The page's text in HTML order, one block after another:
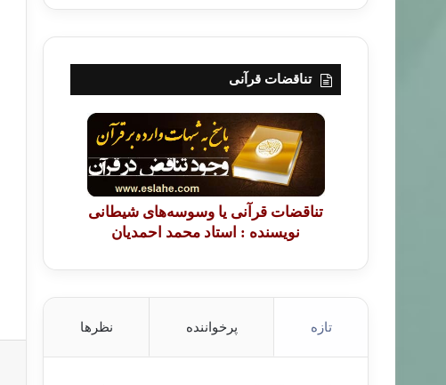
تناقضات قرآنی
تناقضات قرآنی یا وسوسه‌های شیطانی
نویسنده : استاد محمد احمدیان
تازه پرخواننده نظرها